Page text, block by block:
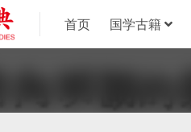
首页 国学古籍